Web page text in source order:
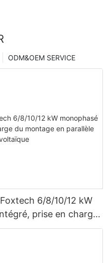
ODM&OEM SERVICE
6/8/10/12 kW
prise en charge
9 unités pour